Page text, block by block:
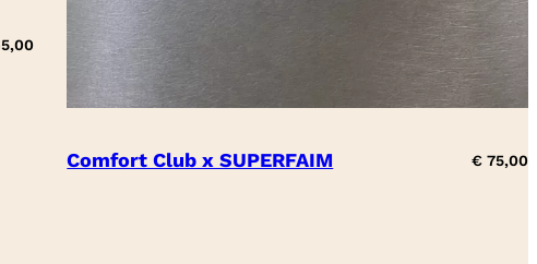
Comfort Club x SUPERFAIM €75,00